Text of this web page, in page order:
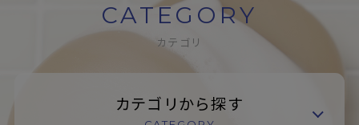
CATEGORY
カテゴリ
カテゴリから探す